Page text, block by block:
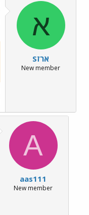
א
ארזS
New member
A
aas111
New member